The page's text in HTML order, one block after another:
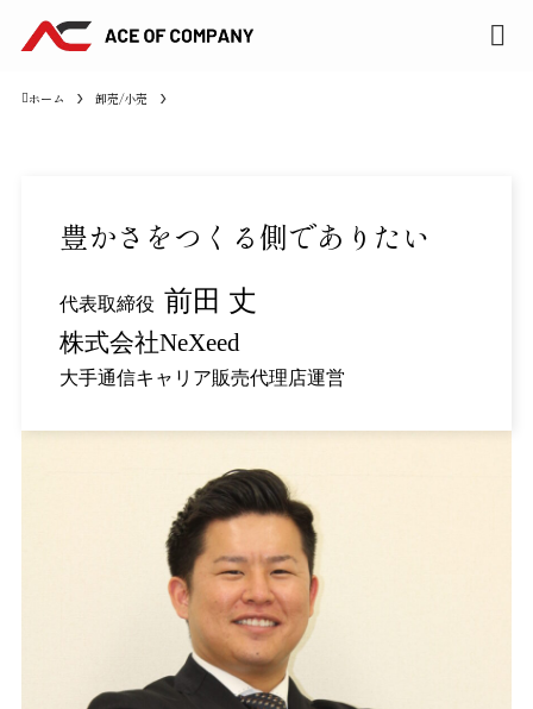
ホーム 卸売/小売
豊かさをつくる側でありたい
代表取締役 前田 丈
株式会社NeXeed
大手通信キャリア販売代理店運営